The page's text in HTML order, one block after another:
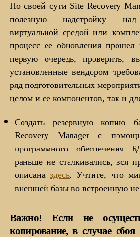
По своей сути Site Recovery
полезную надстройку
виртуальной средой или
процесс ее обновления прошел
первую очередь, проверить,
установленные вендором
ряд подготовительных
целом и ее компонентов, так и
Создать резервную копию
Recovery Manager с
программного
раньше не сталкивались, вся
описаназдесь. Учтите, что
внешней базы во встроенную не
Важно! Если не
копирование, в случае сбоя